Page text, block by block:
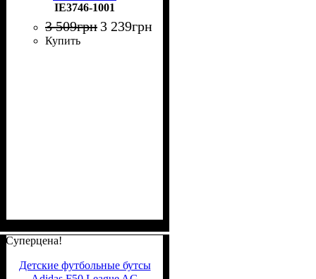
IE3746-1001
3 509грн 3 239грн
Купить
Суперцена!
Детские футбольные бутсы